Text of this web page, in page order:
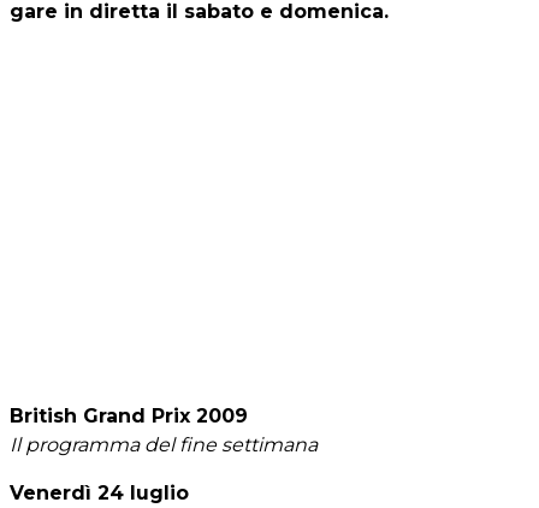
gare in diretta il sabato e domenica.
British Grand Prix 2009
Il programma del fine settimana
Venerdì 24 luglio